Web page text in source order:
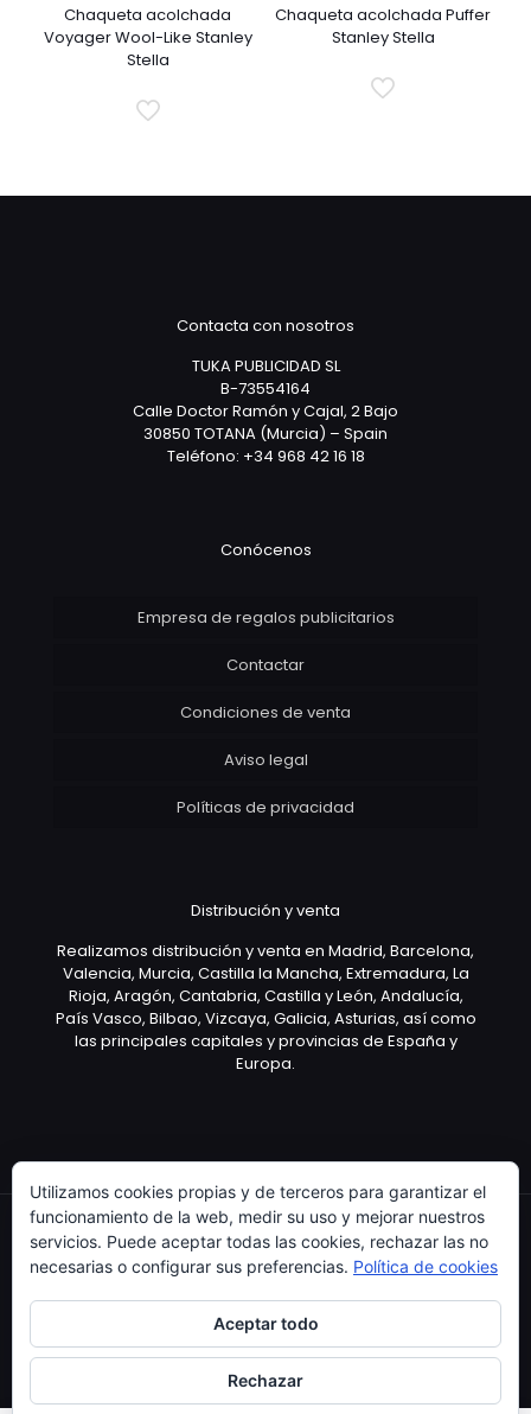
Chaqueta acolchada
Voyager Wool-Like Stanley
Stella
Chaqueta acolchada Puffer
Stanley Stella
Contacta con nosotros
TUKA PUBLICIDAD SL
B-73554164
Calle Doctor Ramón y Cajal, 2 Bajo
30850 TOTANA (Murcia) – Spain
Teléfono: +34 968 42 16 18
Conócenos
Empresa de regalos publicitarios
Contactar
Condiciones de venta
Aviso legal
Políticas de privacidad
Distribución y venta
Realizamos distribución y venta en Madrid, Barcelona,
Valencia, Murcia, Castilla la Mancha, Extremadura, La
Rioja, Aragón, Cantabria, Castilla y León, Andalucía,
País Vasco, Bilbao, Vizcaya, Galicia, Asturias, así como
las principales capitales y provincias de España y
Europa.
Utilizamos cookies propias y de terceros para garantizar el
funcionamiento de la web, medir su uso y mejorar nuestros
servicios. Puede aceptar todas las cookies, rechazar las no
necesarias o configurar sus preferencias. Política de cookies
Aceptar todo
Rechazar